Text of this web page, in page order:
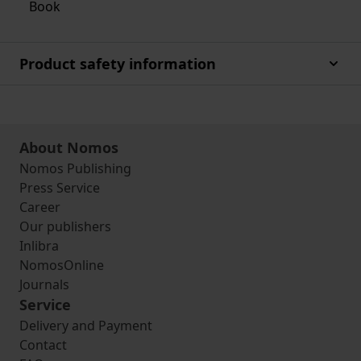
Book
Product safety information
About Nomos
Nomos Publishing
Press Service
Career
Our publishers
Inlibra
NomosOnline
Journals
Service
Delivery and Payment
Contact